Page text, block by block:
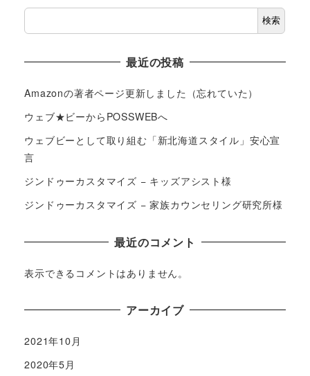
検索
最近の投稿
Amazonの著者ページ更新しました（忘れていた）
ウェブ★ビーからPOSSWEBへ
ウェブビーとして取り組む「新北海道スタイル」安心宣
言
ジンドゥーカスタマイズ − キッズアシスト様
ジンドゥーカスタマイズ − 家族カウンセリング研究所様
最近のコメント
表示できるコメントはありません。
アーカイブ
2021年10月
2020年5月